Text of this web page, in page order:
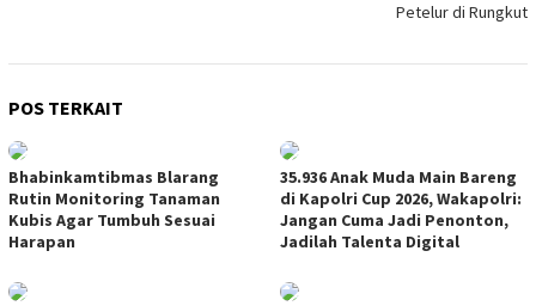
Petelur di Rungkut
POS TERKAIT
Bhabinkamtibmas Blarang
Rutin Monitoring Tanaman
Kubis Agar Tumbuh Sesuai
Harapan
35.936 Anak Muda Main Bareng
di Kapolri Cup 2026, Wakapolri:
Jangan Cuma Jadi Penonton,
Jadilah Talenta Digital